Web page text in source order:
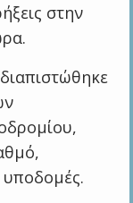
στην
υποδομές.